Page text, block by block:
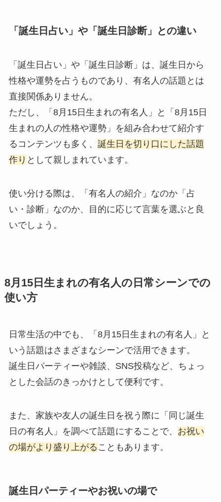
「誕生日占い」や「誕生日診断」との違い
「誕生日占い」や「誕生日診断」は、誕生日から
性格や運勢を占うものであり、有名人の話題とは
直接関係ありません。
ただし、「8月15日生まれの有名人」と「8月15日
生まれの人の性格や運勢」を組み合わせて紹介す
るコンテンツも多く、 誕生日を切り口にした話題
作り として親しまれています。
使い分ける際は、「有名人の紹介」なのか「占
い・診断」なのか、目的に応じて言葉を選ぶと良
いでしょう。
8月15日生まれの有名人の日常シーンでの
使い方
日常生活の中でも、「8月15日生まれの有名人」と
いう話題はさまざまなシーンで活用できます。
誕生日パーティーや雑談、SNS投稿など、ちょっ
とした会話のきっかけとして便利です。
また、家族や友人の誕生日を祝う際に「同じ誕生
日の有名人」を調べて話題にすることで、 お祝い
の場がより盛り上がる こともあります。
誕生日パーティーやお祝いの場で